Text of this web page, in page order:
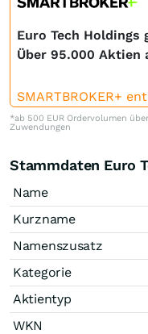
Euro Tech Holdings
Über 95.000 Aktien
SMARTBROKER+
*ab 500 EUR Ordervolumen
Zuwendungen
Stammdaten Euro
Name
Kurzname
Namenszusatz
Kategorie
Aktientyp
WKN